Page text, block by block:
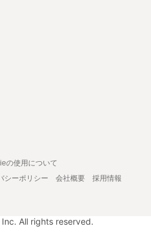
の使用について
シーポリシー 会社概要
採用情報
All rights reserved.